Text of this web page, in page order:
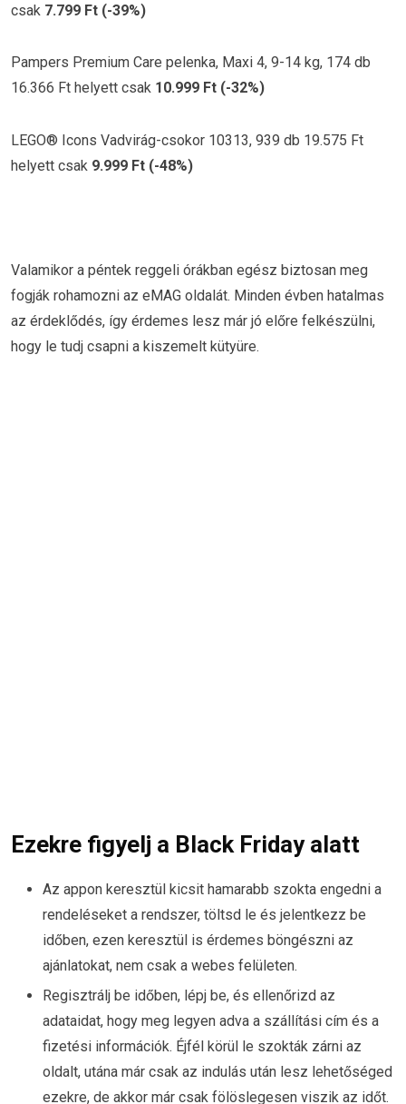
csak 7.799 Ft (-39%)
Pampers Premium Care pelenka, Maxi 4, 9-14 kg, 174 db
16.366 Ft helyett csak 10.999 Ft (-32%)
LEGO® Icons Vadvirág-csokor 10313, 939 db 19.575 Ft
helyett csak 9.999 Ft (-48%)
Valamikor a péntek reggeli órákban egész biztosan meg
fogják rohamozni az eMAG oldalát. Minden évben hatalmas
az érdeklődés, így érdemes lesz már jó előre felkészülni,
hogy le tudj csapni a kiszemelt kütyüre.
Ezekre figyelj a Black Friday alatt
Az appon keresztül kicsit hamarabb szokta engedni a
rendeléseket a rendszer, töltsd le és jelentkezz be
időben, ezen keresztül is érdemes böngészni az
ajánlatokat, nem csak a webes felületen.
Regisztrálj be időben, lépj be, és ellenőrizd az
adataidat, hogy meg legyen adva a szállítási cím és a
fizetési információk. Éjfél körül le szokták zárni az
oldalt, utána már csak az indulás után lesz lehetőséged
ezekre, de akkor már csak fölöslegesen viszik az időt.